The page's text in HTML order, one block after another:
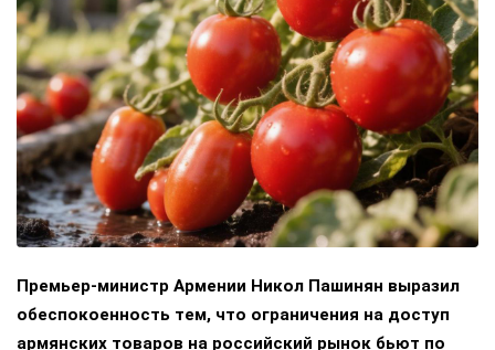
Премьер-министр Армении Никол Пашинян выразил
обеспокоенность тем, что ограничения на доступ
армянских товаров на российский рынок бьют по